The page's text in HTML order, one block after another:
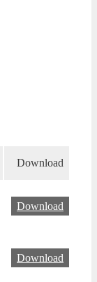
Download
Download
Download